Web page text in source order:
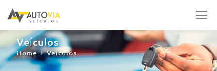
Veículos
Home Veículos